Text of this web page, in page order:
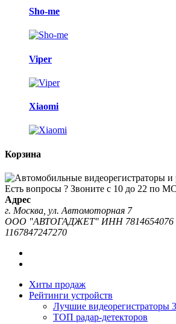
Sho-me
Viper
Xiaomi
Корзина
Есть вопросы ? Звоните с 10 до 22 по
Адрес
г. Москва, ул. Автомоторная 7
ООО "АВТОГАДЖЕТ" ИНН
1167847247270
Хиты продаж
Рейтинги устройств
Лучшие видеорегистраторы
ТОП радар-детекторов